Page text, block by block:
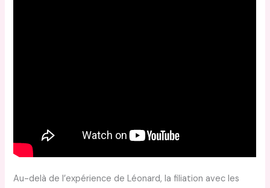
Au-delà de l’expérience de Léonard, la filiation avec les